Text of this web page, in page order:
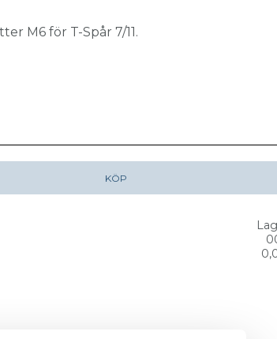
M6 för T-Spår 7/11.
KÖP